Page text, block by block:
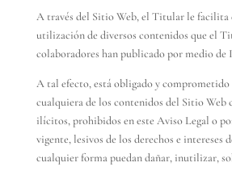
A través del Sitio Web, el Titular le facilita
utilización de diversos contenidos que el
colaboradores han publicado por medio de
A tal efecto, está obligado y
cualquiera de los contenidos del Sitio Web
ilícitos, prohibidos en este Aviso Legal o
vigente, lesivos de los derechos e intereses
cualquier forma puedan dañar, inutilizar,